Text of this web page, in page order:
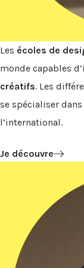
Les écoles de
monde capables
créatifs. Les
se spécialiser dans
l’international.
Je découvre